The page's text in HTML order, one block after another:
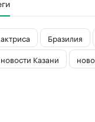
актриса Бразилия
новости Казани